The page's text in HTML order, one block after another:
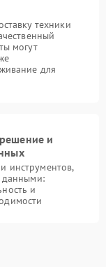
техники
могут
для
и
инструментов,
данными:
и